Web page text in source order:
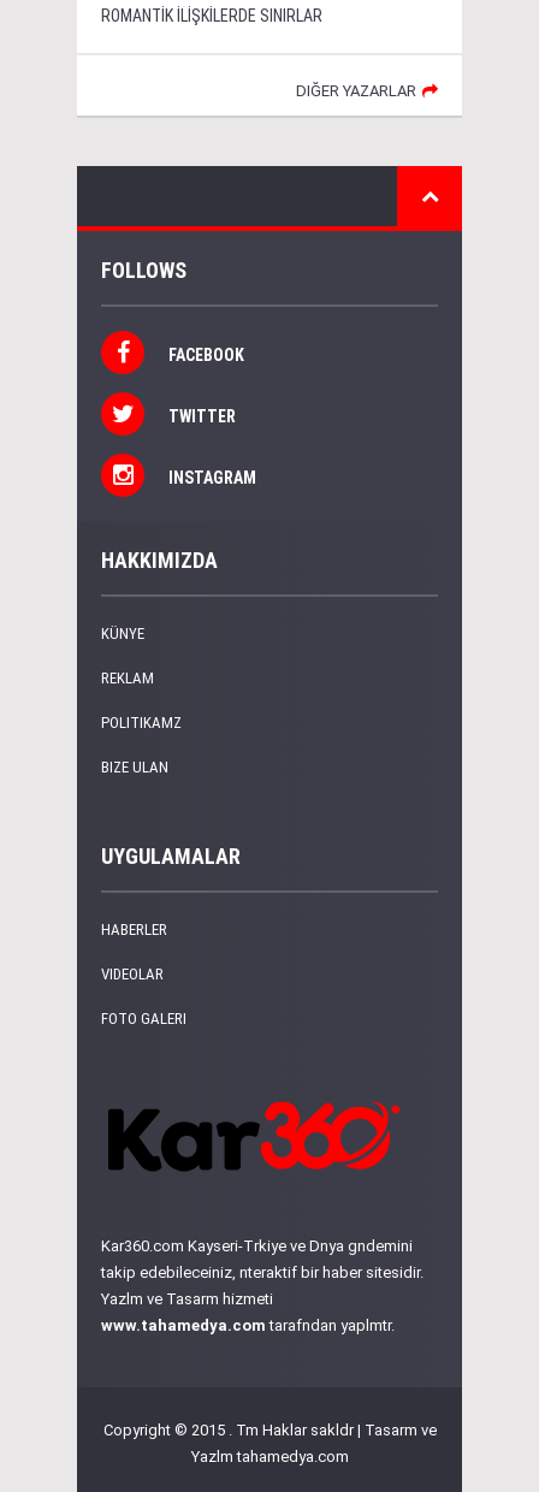
ROMANTİK İLİŞKİLERDE SINIRLAR
DIĞER YAZARLAR
FOLLOWS
FACEBOOK
TWITTER
INSTAGRAM
HAKKIMIZDA
KÜNYE
REKLAM
POLITIKAMZ
BIZE ULAN
UYGULAMALAR
HABERLER
VIDEOLAR
FOTO GALERI
Kar360.com Kayseri-Trkiye ve Dnya gndemini
takip edebileceiniz, nteraktif bir haber sitesidir.
Yazlm ve Tasarm hizmeti
www.tahamedya.com tarafndan yaplmtr.
Copyright © 2015 . Tm Haklar sakldr | Tasarm ve
Yazlmtahamedya.com